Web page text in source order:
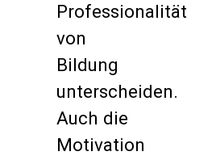
Professionalität
von
Bildung
unterscheiden.
Auch die
Motivation